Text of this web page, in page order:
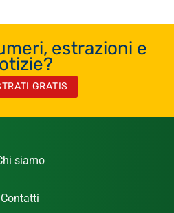
estrazioni e
GRATIS
siamo
Contatti